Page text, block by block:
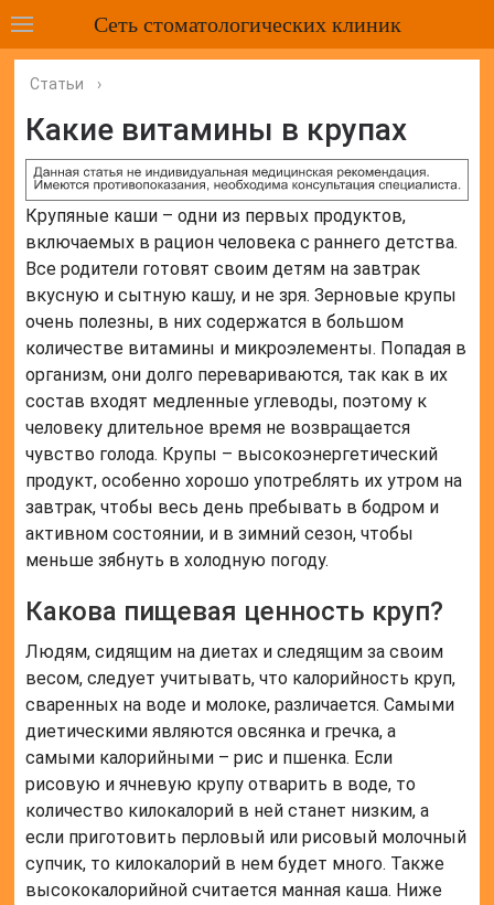
Сеть стоматологических клиник
Статьи ›
Какие витамины в крупах
Крупяные каши – одни из первых продуктов,
включаемых в рацион человека с раннего детства.
Все родители готовят своим детям на завтрак
вкусную и сытную кашу, и не зря. Зерновые крупы
очень полезны, в них содержатся в большом
количестве витамины и микроэлементы. Попадая в
организм, они долго перевариваются, так как в их
состав входят медленные углеводы, поэтому к
человеку длительное время не возвращается
чувство голода. Крупы – высокоэнергетический
продукт, особенно хорошо употреблять их утром на
завтрак, чтобы весь день пребывать в бодром и
активном состоянии, и в зимний сезон, чтобы
меньше зябнуть в холодную погоду.
Какова пищевая ценность круп?
Людям, сидящим на диетах и следящим за своим
весом, следует учитывать, что калорийность круп,
сваренных на воде и молоке, различается. Самыми
диетическими являются овсянка и гречка, а
самыми калорийными – рис и пшенка. Если
рисовую и ячневую крупу отварить в воде, то
количество килокалорий в ней станет низким, а
если приготовить перловый или рисовый молочный
супчик, то килокалорий в нем будет много. Также
высококалорийной считается манная каша. Ниже